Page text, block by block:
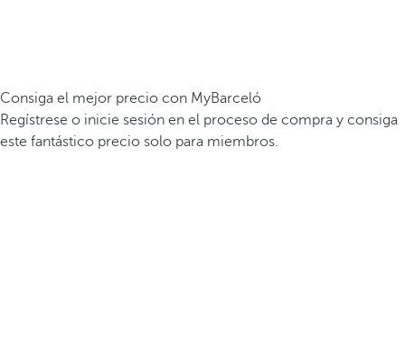
Consiga el mejor precio con MyBarceló
Regístrese o inicie sesión en el proceso de compra y consiga
este fantástico precio solo para miembros.